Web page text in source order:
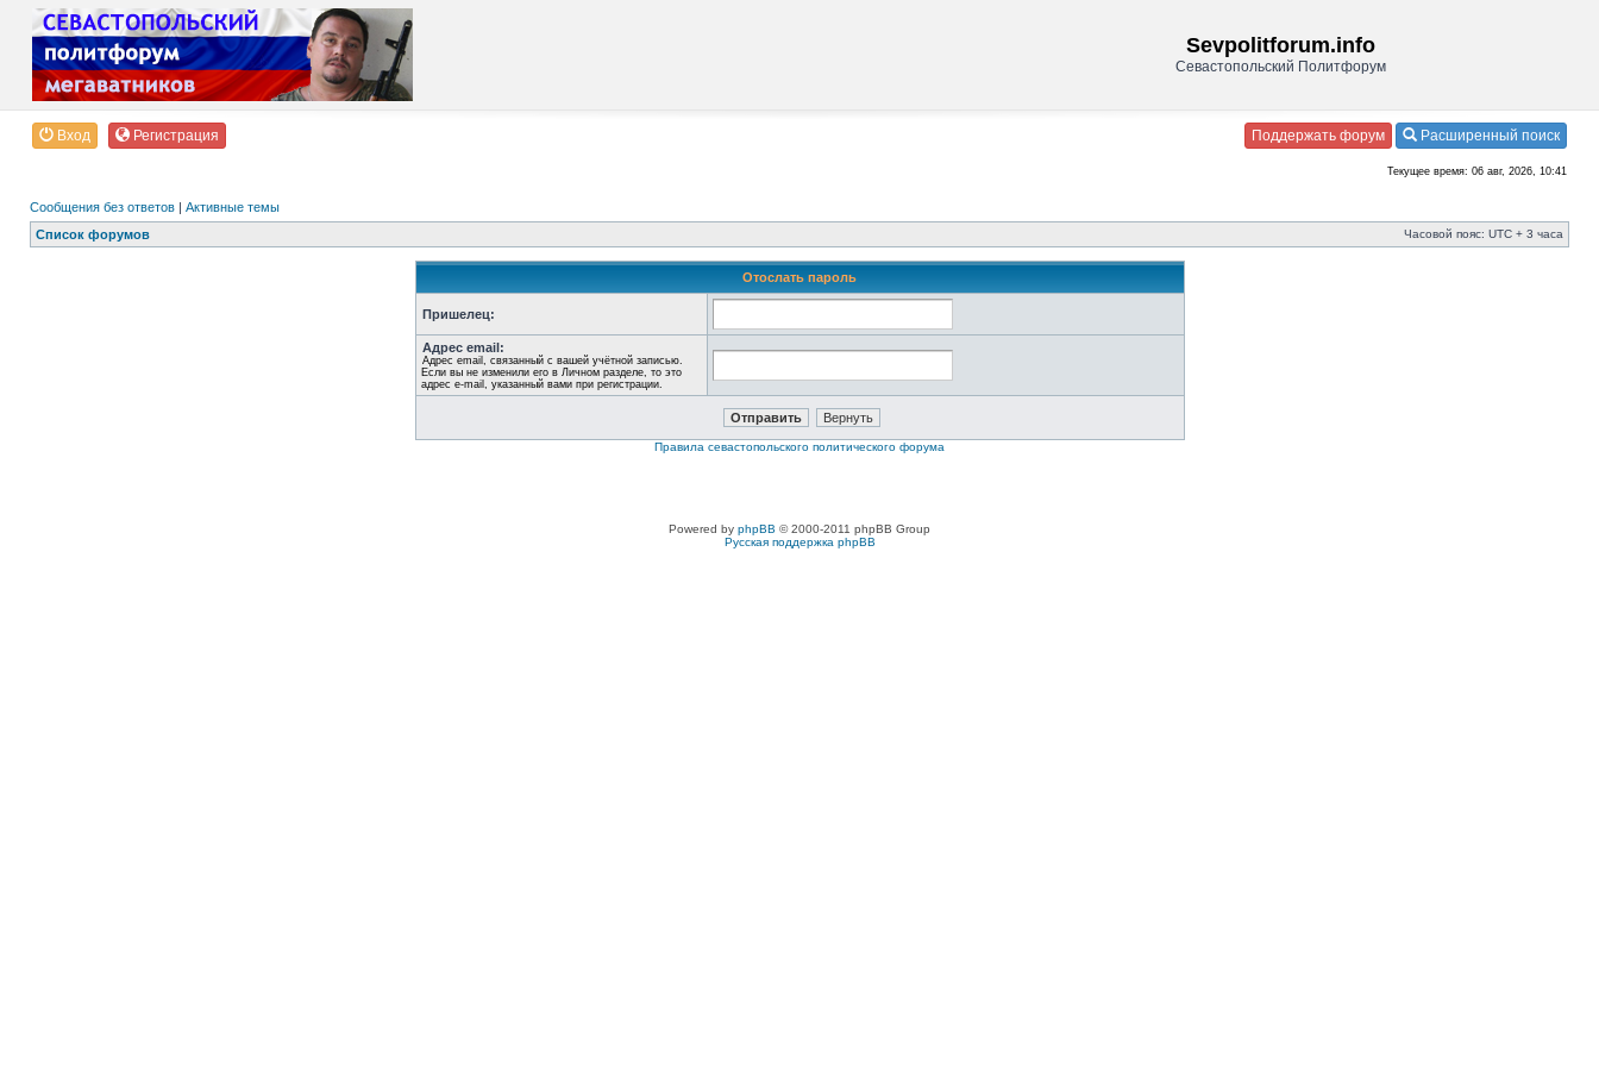
Sevpolitforum.info
Севастопольский Политфорум
Вход Регистрация Поддержать форум Расширенный поиск
Текущее время: 06 авг, 2026, 10:41
Сообщения без ответов | Активные темы
Список форумов
Часовой пояс: UTC + 3 часа
Отослать пароль
Пришелец:
Адрес email:
Адрес email, связанный с вашей учётной записью.
Если вы не изменили его в Личном разделе, то это
адрес e-mail, указанный вами при регистрации.
Правила севастопольского политического форума
Powered by phpBB © 2000-2011 phpBB Group
Русская поддержка phpBB